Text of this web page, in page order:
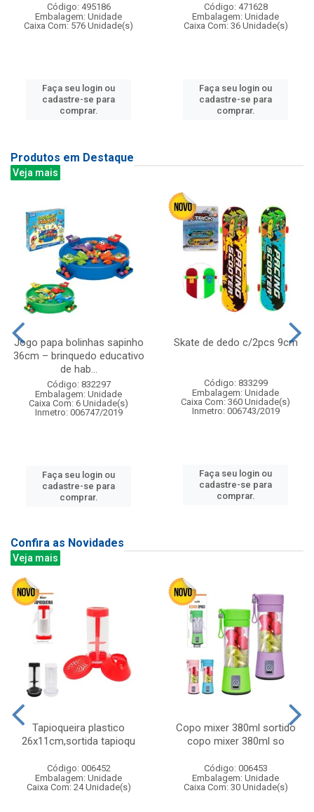
Código: 495186
Embalagem: Unidade
Caixa Com: 576 Unidade(s)
Faça seu login ou
cadastre-se para
comprar.
Código: 471628
Embalagem: Unidade
Caixa Com: 36 Unidade(s)
Faça seu login ou
cadastre-se para
comprar.
Produtos em Destaque
Veja mais
Jogo papa bolinhas sapinho
36cm – brinquedo educativo
de hab...
Código: 832297
Embalagem: Unidade
Caixa Com: 6 Unidade(s)
Inmetro: 006747/2019
Faça seu login ou
cadastre-se para
comprar.
Skate de dedo c/2pcs 9cm
Código: 833299
Embalagem: Unidade
Caixa Com: 360 Unidade(s)
Inmetro: 006743/2019
Faça seu login ou
cadastre-se para
comprar.
Confira as Novidades
Veja mais
Tapioqueira plastico
26x11cm,sortida tapioqu
Código: 006452
Embalagem: Unidade
Caixa Com: 24 Unidade(s)
Copo mixer 380ml sortido
copo mixer 380ml so
Código: 006453
Embalagem: Unidade
Caixa Com: 30 Unidade(s)